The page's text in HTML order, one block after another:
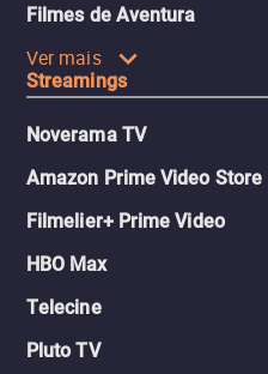
Filmes de Aventura
Ver mais
Streamings
Noverama TV
Amazon Prime Video Store
Filmelier+ Prime Video
HBO Max
Telecine
Pluto TV